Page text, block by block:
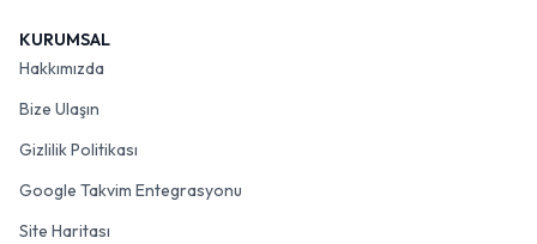
KURUMSAL
Hakkımızda
Bize Ulaşın
Gizlilik Politikası
Google Takvim Entegrasyonu
Site Haritası